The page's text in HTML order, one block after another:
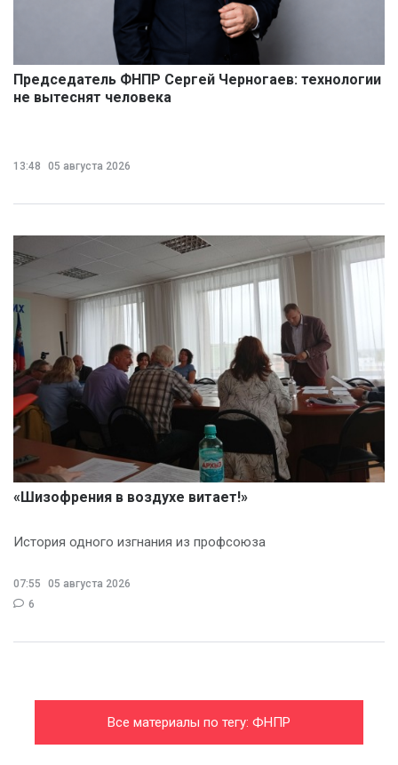
Председатель ФНПР Сергей Черногаев: технологии
не вытеснят человека
13:48 05 августа 2026
«Шизофрения в воздухе витает!»
История одного изгнания из профсоюза
07:55
05 августа 2026
6
Все материалы по тегу: ФНПР